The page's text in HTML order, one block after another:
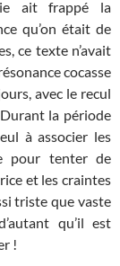
ait frappé la
qu’on était de
ce texte n’avait
cocasse
avec le recul
la période
à associer les
pour tenter de
et les craintes
triste que vaste
qu’il est
!